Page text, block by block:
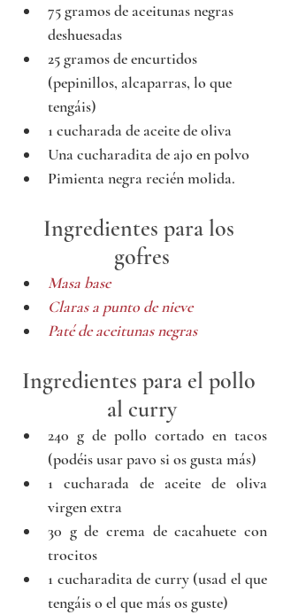
75 gramos de aceitunas negras
deshuesadas
25 gramos de encurtidos
(pepinillos, alcaparras, lo que
tengáis)
1 cucharada de aceite de oliva
Una cucharadita de ajo en polvo
Pimienta negra recién molida.
Ingredientes para los
gofres
Masa base
Claras a punto de nieve
Paté de aceitunas negras
Ingredientes para el pollo
al curry
240 g de pollo cortado en tacos
(podéis usar pavo si os gusta más)
1 cucharada de aceite de oliva
virgen extra
30 g de crema de cacahuete con
trocitos
1 cucharadita de curry (usad el que
tengáis o el que más os guste)